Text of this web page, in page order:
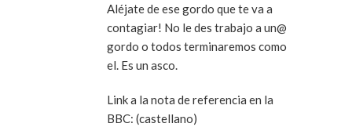
Aléjate de ese gordo que te va a
contagiar! No le des trabajo a un@
gordo o todos terminaremos como
el. Es un asco.
Link a la nota de referencia en la
BBC: (castellano)